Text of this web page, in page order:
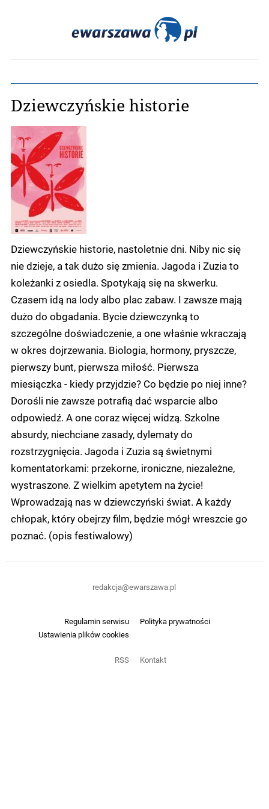
Dziewczyńskie historie
Dziewczyńskie historie, nastoletnie dni. Niby nic się
nie dzieje, a tak dużo się zmienia. Jagoda i Zuzia to
koleżanki z osiedla. Spotykają się na skwerku.
Czasem idą na lody albo plac zabaw. I zawsze mają
dużo do obgadania. Bycie dziewczynką to
szczególne doświadczenie, a one właśnie wkraczają
w okres dojrzewania. Biologia, hormony, pryszcze,
pierwszy bunt, pierwsza miłość. Pierwsza
miesiączka - kiedy przyjdzie? Co będzie po niej inne?
Dorośli nie zawsze potrafią dać wsparcie albo
odpowiedź. A one coraz więcej widzą. Szkolne
absurdy, niechciane zasady, dylematy do
rozstrzygnięcia. Jagoda i Zuzia są świetnymi
komentatorkami: przekorne, ironiczne, niezależne,
wystraszone. Z wielkim apetytem na życie!
Wprowadzają nas w dziewczyński świat. A każdy
chłopak, który obejrzy film, będzie mógł wreszcie go
poznać. (opis festiwalowy)
Regulamin serwisu
Polityka prywatności
Ustawienia plików cookies
RSS Kontakt
redakcja@ewarszawa.pl